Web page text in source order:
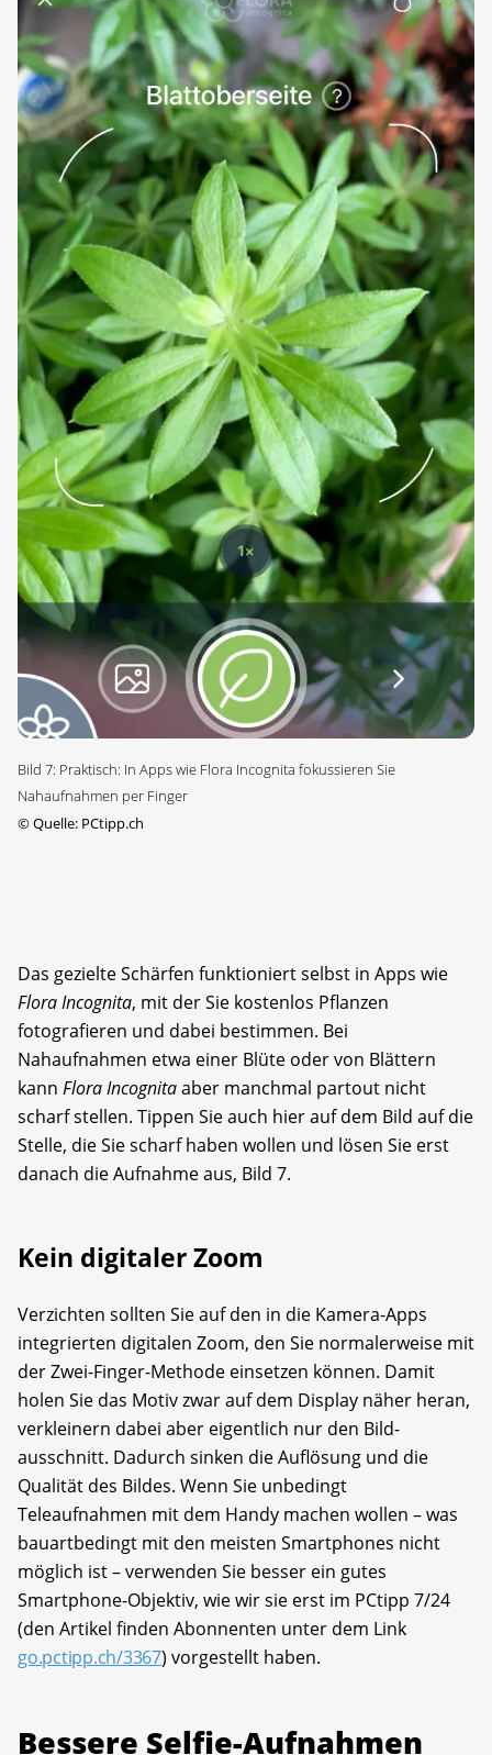
Bild 7: Praktisch: In Apps wie Flora Incognita fokussieren Sie
Nahaufnahmen per Finger
©Quelle: PCtipp.ch
Das gezielte Schärfen funktioniert selbst in Apps wie
Flora Incognita, mit der Sie kostenlos Pflanzen
fotografieren und dabei bestimmen. Bei
Nahaufnahmen etwa einer Blüte oder von Blättern
kann Flora Incognitaaber manchmal partout nicht
scharf stellen. Tippen Sie auch hier auf dem Bild auf die
Stelle, die Sie scharf haben wollen und lösen Sie erst
danach die Aufnahme aus, Bild 7.
Kein digitaler Zoom
Verzichten sollten Sie auf den in die Kamera-Apps
integrierten digitalen Zoom, den Sie normalerweise mit
der Zwei-Finger-Methode einsetzen können. Damit
holen Sie das Motiv zwar auf dem Display näher heran,
verkleinern dabei aber eigentlich nur den Bild­
ausschnitt. Dadurch sinken die Auflösung und die
Qualität des Bildes. Wenn Sie unbedingt
Teleaufnahmen mit dem Handy machen wollen – was
bauartbedingt mit den meisten Smartphones nicht
möglich ist – verwenden Sie besser ein gutes
Smartphone-Objektiv, wie wir sie erst im PCtipp 7/24
(den Artikel finden Abonnenten unter dem Link
go.pctipp.ch/3367) vorgestellt haben.
Bessere Selfie-Aufnahmen